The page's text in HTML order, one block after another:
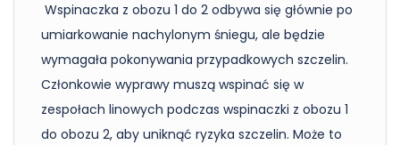
Wspinaczka z obozu 1 do 2 odbywa się głównie po
umiarkowanie nachylonym śniegu, ale będzie
wymagała pokonywania przypadkowych szczelin.
Członkowie wyprawy muszą wspinać się w
zespołach linowych podczas wspinaczki z obozu 1
do obozu 2, aby uniknąć ryzyka szczelin. Może to